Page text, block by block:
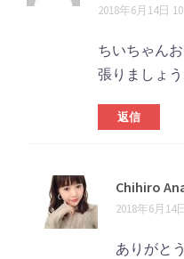
ー
シ
2018年6月14日
ちいちゃん
張りましょう
返信
Chihiro
2018年6月14
ありがと